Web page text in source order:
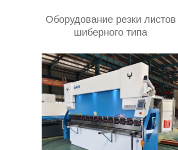
Оборудование резки листов
шиберного типа